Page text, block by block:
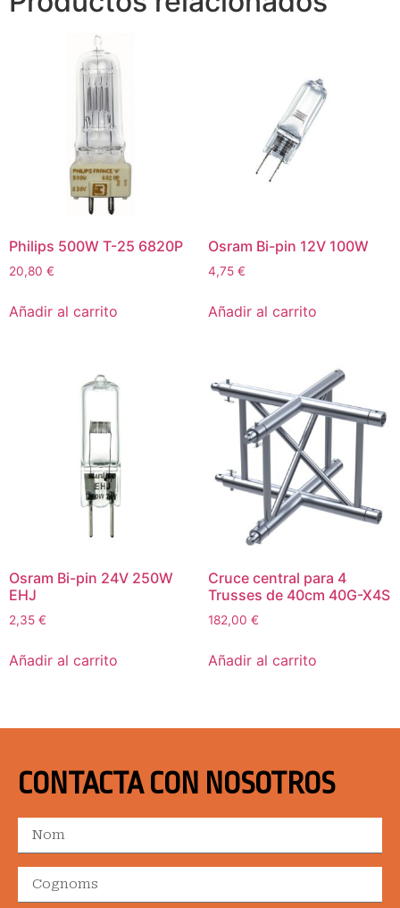
Philips 500W T-25 6820P
20,80 €
Añadir al carrito
Osram Bi-pin 12V 100W
4,75 €
Añadir al carrito
Osram Bi-pin 24V 250W
EHJ
2,35 €
Añadir al carrito
Cruce central para 4
Trusses de 40cm 40G-X4S
182,00 €
Añadir al carrito
CONTACTA CON NOSOTROS